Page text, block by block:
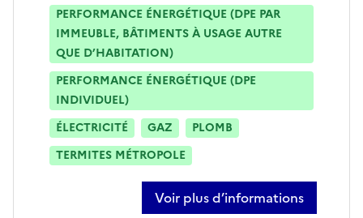
PERFORMANCE ÉNERGÉTIQUE (DPE PAR
IMMEUBLE, BÂTIMENTS À USAGE AUTRE
QUE D’HABITATION)
PERFORMANCE ÉNERGÉTIQUE (DPE
INDIVIDUEL)
ÉLECTRICITÉ
GAZ
PLOMB
TERMITES MÉTROPOLE
Voir plus d’informations
sur franck peragnoli